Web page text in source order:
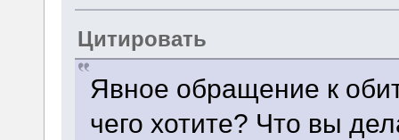
Цитировать
Явное обращение к
чего хотите? Что вы